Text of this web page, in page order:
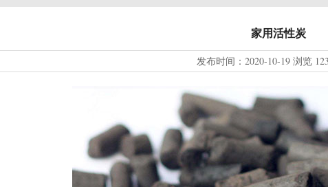
家用活性炭
发布时间： 2020-10-19 浏览